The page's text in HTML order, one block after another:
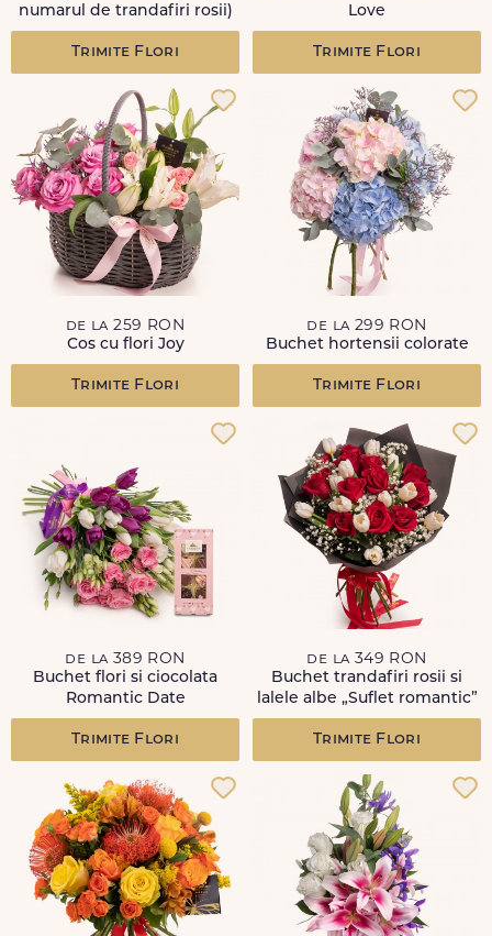
numarul de trandafiri rosii)
Trimite Flori
Love
Trimite Flori
de la 259 RON
Cos cu flori Joy
Trimite Flori
de la 299 RON
Buchet hortensii colorate
Trimite Flori
de la 389 RON
Buchet flori si ciocolata
Romantic Date
Trimite Flori
de la 349 RON
Buchet trandafiri rosii si
lalele albe „Suflet romantic”
Trimite Flori